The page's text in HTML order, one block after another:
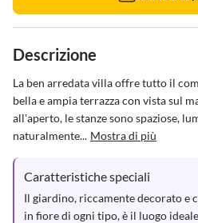
Descrizione
La ben arredata villa offre tutto il
bella e ampia terrazza con vista sul
all'aperto, le stanze sono spaziose,
naturalmente... Mostra di più
Caratteristiche speciali
Il giardino, riccamente decorato e
in fiore di ogni tipo, è il luogo